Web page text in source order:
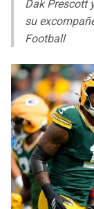
LIGA DE
LEAGUES CUP
UEFA EUROPA
UEFA
MLS
COPA
COPA
LIGA BETPLAY
OTRAS LIGAS
RAIDERS
CHARGERS
RAVENS
BENGALS
BROWNS
CAVALIERS
PISTONS
PACERS
BUCKS
HAWKS
Dak Prescott
su
Football